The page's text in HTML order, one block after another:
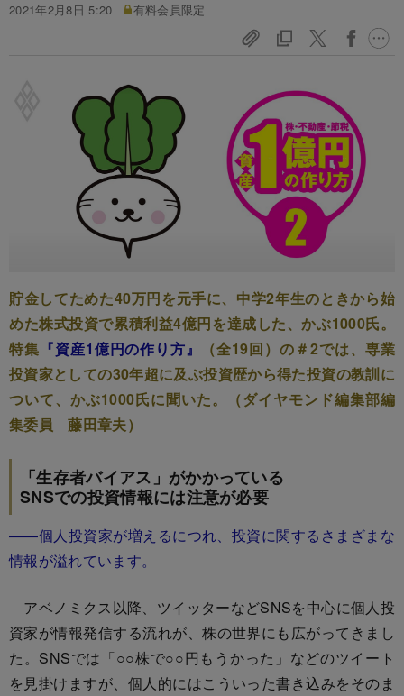
2021年2月8日 5:20
有料会員限定
貯金してためた40万円を元手に、中学2年生のときから始
めた株式投資で累積利益4億円を達成した、かぶ1000氏。
特集 『資産1億円の作り方』
（全19回）の＃2では、専業
投資家としての30年超に及ぶ投資歴から得た投資の教訓に
ついて、かぶ1000氏に聞いた。（ダイヤモンド編集部編
集委員 藤田章夫）
「生存者バイアス」がかかっている
SNSでの投資情報には注意が必要
――個人投資家が増えるにつれ、投資に関するさまざまな
情報が溢れています。
アベノミクス以降、ツイッターなどSNSを中心に個人投
資家が情報発信する流れが、株の世界にも広がってきまし
た。SNSでは「○○株で○○円もうかった」などのツイート
を見掛けますが、個人的にはこういった書き込みをそのま